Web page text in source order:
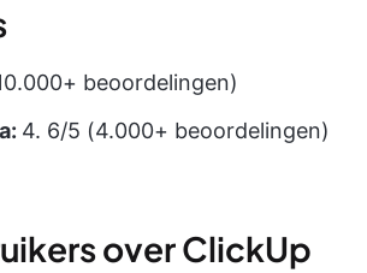
beoordelingen)
4. 6/5 (4.000+ beoordelingen)
over ClickUp